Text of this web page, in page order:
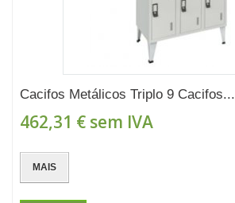
Cacifos Metálicos Triplo 9 Cacifos...
462,31 € sem IVA
MAIS